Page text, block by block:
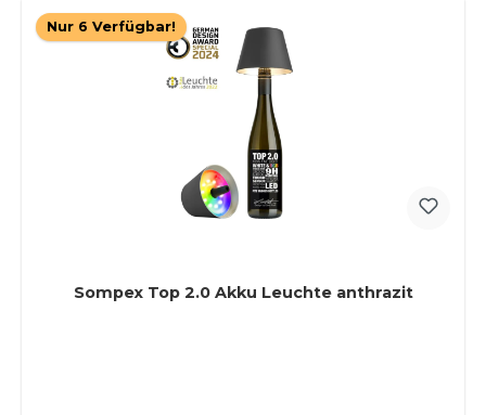
Nur 6 Verfügbar!
Sompex Top 2.0 Akku Leuchte anthrazit